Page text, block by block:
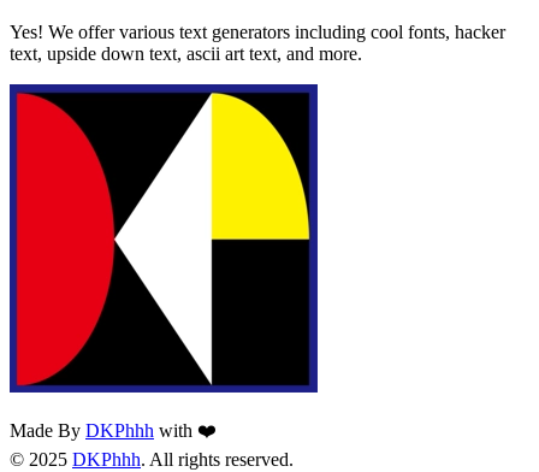
Yes! We offer various text generators including cool fonts, hacker
text, upside down text, ascii art text, and more.
Made By DKPhhh with ❤️
© 2025 DKPhhh. All rights reserved.